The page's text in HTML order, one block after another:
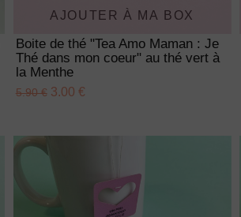
AJOUTER À MA BOX
Boite de thé "Tea Amo Maman : Je
Thé dans mon coeur" au thé vert à
la Menthe
5.90 €3.00 €